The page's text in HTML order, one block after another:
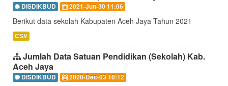
DISDIKBUD 2021-Jun-30 11:06
Berikut data sekolah Kabupaten Aceh Jaya Tahun 2021
CSV
Jumlah Data Satuan Pendidikan (Sekolah) Kab.
Aceh Jaya
DISDIKBUD 2020-Dec-03 10:12